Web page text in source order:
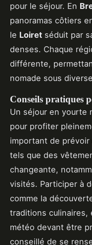
pour le séjour. En
panoramas côtiers
le Loiret séduit par
denses. Chaque
différente,
nomade sous
Conseils pratiques
Un séjour en yourte
pour profiter
important de
tels que des
changeante,
visités. Participer à
comme la
traditions culinaires,
météo devant être
conseillé de se